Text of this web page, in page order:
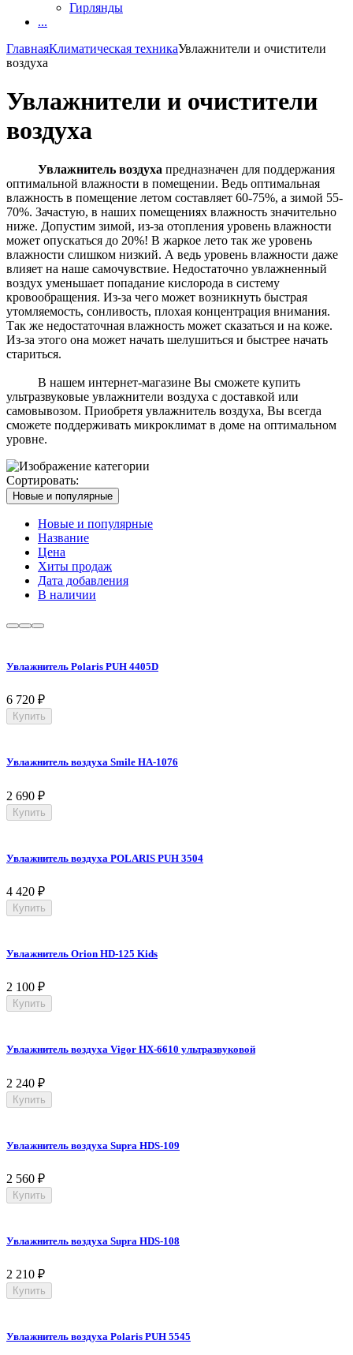
Гирлянды
...
ГлавнаяКлиматическая техникаУвлажнители и очистители
воздуха
Увлажнители и очистители
воздуха
Увлажнитель воздуха предназначен для поддержания
оптимальной влажности в помещении. Ведь оптимальная
влажность в помещение летом составляет 60-75%, а зимой 55-
70%. Зачастую, в наших помещениях влажность значительно
ниже. Допустим зимой, из-за отопления уровень влажности
может опускаться до 20%! В жаркое лето так же уровень
влажности слишком низкий. А ведь уровень влажности даже
влияет на наше самочувствие. Недостаточно увлажненный
воздух уменьшает попадание кислорода в систему
кровообращения. Из-за чего может возникнуть быстрая
утомляемость, сонливость, плохая концентрация внимания.
Так же недостаточная влажность может сказаться и на коже.
Из-за этого она может начать шелушиться и быстрее начать
стариться.
В нашем интернет-магазине Вы сможете купить
ультразвуковые увлажнители воздуха с доставкой или
самовывозом. Приобретя увлажнитель воздуха, Вы всегда
сможете поддерживать микроклимат в доме на оптимальном
уровне.
Сортировать:
Новые и популярные
Новые и популярные
Название
Цена
Хиты продаж
Дата добавления
В наличии
Увлажнитель Polaris PUH 4405D
6 720 ₽
Купить
Увлажнитель воздуха Smile НА-1076
2 690 ₽
Купить
Увлажнитель воздуха POLARIS PUH 3504
4 420 ₽
Купить
Увлажнитель Orion HD-125 Kids
2 100 ₽
Купить
Увлажнитель воздуха Vigor HX-6610 ультразвуковой
2 240 ₽
Купить
Увлажнитель воздуха Supra HDS-109
2 560 ₽
Купить
Увлажнитель воздуха Supra HDS-108
2 210 ₽
Купить
Увлажнитель воздуха Polaris PUH 5545